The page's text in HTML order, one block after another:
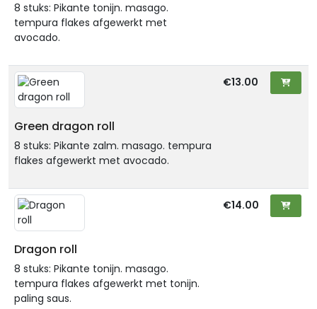
8 stuks: Pikante tonijn. masago.
tempura flakes afgewerkt met
avocado.
Green dragon roll
8 stuks: Pikante zalm. masago. tempura
flakes afgewerkt met avocado.
€13.00
Dragon roll
8 stuks: Pikante tonijn. masago.
tempura flakes afgewerkt met tonijn.
paling saus.
€14.00